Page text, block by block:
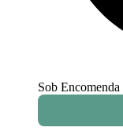
Sob Encomenda